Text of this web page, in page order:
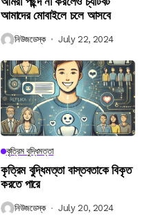
আমাদের মোবাইলে চলে আসবে
নিউজডেস্ক July 22, 2024
কৃত্রিম বুদ্ধিমত্তা
কৃত্রিম বুদ্ধিমত্তা বাস্তবতাকে বিকৃত
করতে পারে
নিউজডেস্ক July 20, 2024